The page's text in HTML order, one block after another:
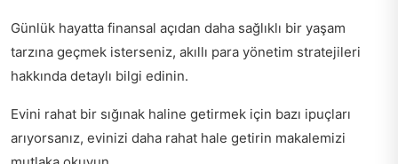
Günlük hayatta finansal açıdan daha sağlıklı bir yaşam
tarzına geçmek isterseniz, akıllı para yönetim stratejileri
hakkında detaylı bilgi edinin.
Evini rahat bir sığınak haline getirmek için bazı ipuçları
arıyorsanız, evinizi daha rahat hale getirin makalemizi